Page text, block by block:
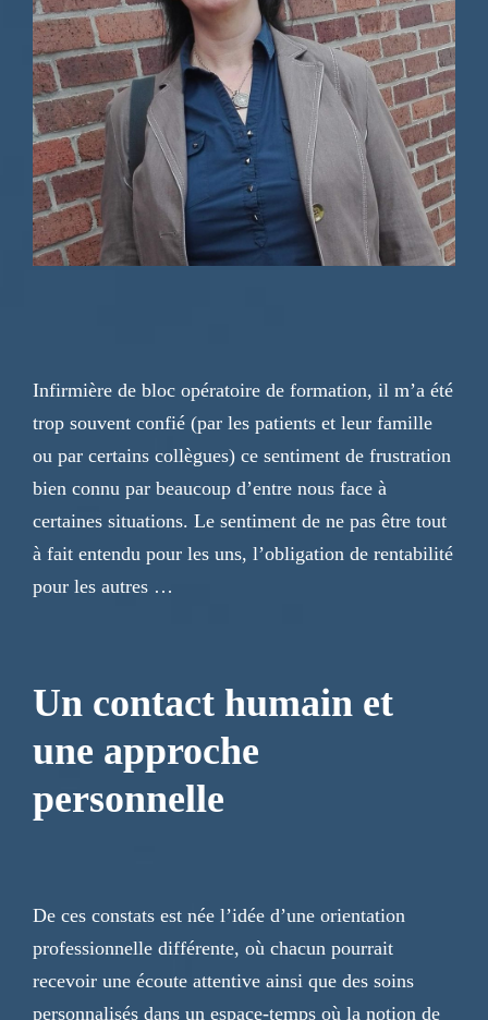
Infirmière de bloc opératoire de formation, il m’a été
trop souvent confié (par les patients et leur famille
ou par certains collègues) ce sentiment de frustration
bien connu par beaucoup d’entre nous face à
certaines situations. Le sentiment de ne pas être tout
à fait entendu pour les uns, l’obligation de rentabilité
pour les autres …
Un contact humain et
une approche
personnelle
De ces constats est née l’idée d’une orientation
professionnelle différente, où chacun pourrait
recevoir une écoute attentive ainsi que des soins
personnalisés dans un espace-temps où la notion de